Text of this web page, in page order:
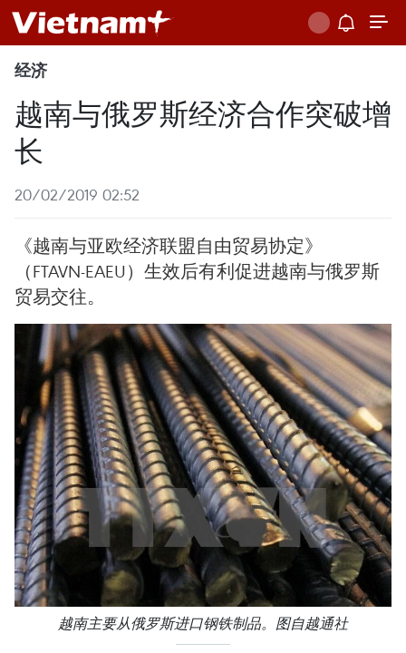
经济
越南与俄罗斯经济合作突破增
长
20/02/2019 02:52
《越南与亚欧经济联盟自由贸易协定》
（FTAVN-EAEU）生效后有利促进越南与俄罗斯
贸易交往。
越南主要从俄罗斯进口钢铁制品。图自越通社